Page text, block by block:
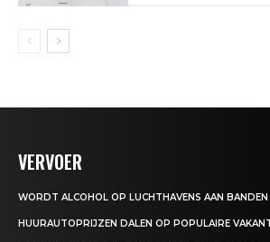
VERVOER
WORDT ALCOHOL OP LUCHTHAVENS AAN BANDEN
HUURAUTOPRIJZEN DALEN OP POPULAIRE